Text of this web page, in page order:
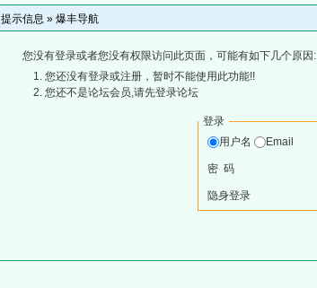
提示信息 » 爆丰导航
您没有登录或者您没有权限访问此页面，可能有如下几个原因:
您还没有登录或注册，暂时不能使用此功能!!
您还不是论坛会员,请先登录论坛
登录
用户名
Email
密 码
隐身登录